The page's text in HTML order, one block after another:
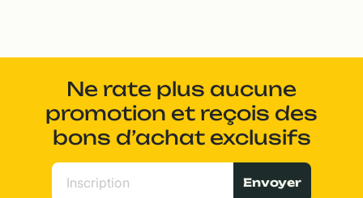
Ne rate plus aucune
promotion et reçois des
bons d’achat exclusifs
Envoyer